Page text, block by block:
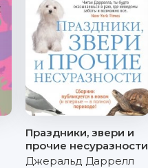
Праздники, звери и
прочие несуразности
Джеральд Даррелл